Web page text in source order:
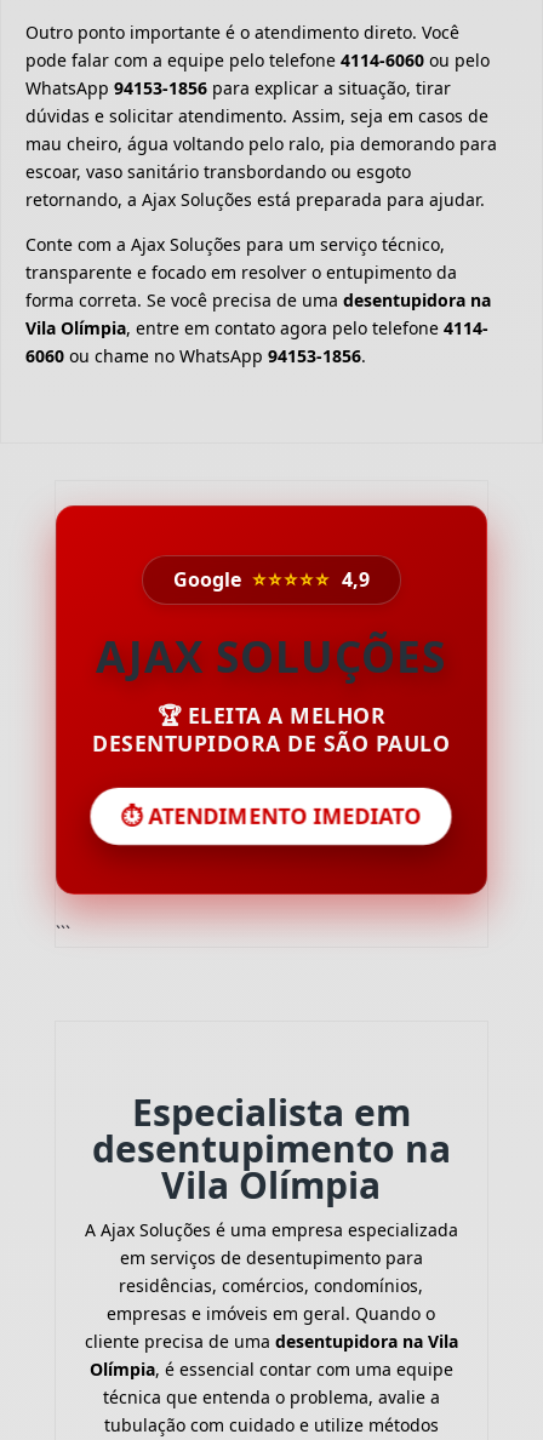
Outro ponto importante é o atendimento direto. Você
pode falar com a equipe pelo telefone 4114-6060 ou pelo
WhatsApp 94153-1856 para explicar a situação, tirar
dúvidas e solicitar atendimento. Assim, seja em casos de
mau cheiro, água voltando pelo ralo, pia demorando para
escoar, vaso sanitário transbordando ou esgoto
retornando, a Ajax Soluções está preparada para ajudar.
Conte com a Ajax Soluções para um serviço técnico,
transparente e focado em resolver o entupimento da
forma correta. Se você precisa de uma desentupidora na
Vila Olímpia, entre em contato agora pelo telefone 4114-
6060 ou chame no WhatsApp 94153-1856.
Google ⭐⭐⭐⭐⭐ 4,9
AJAX SOLUÇÕES
🏆 ELEITA A MELHOR
DESENTUPIDORA DE SÃO PAULO
⏱️ ATENDIMENTO IMEDIATO
```
Especialista em
desentupimento na
Vila Olímpia
A Ajax Soluções é uma empresa especializada
em serviços de desentupimento para
residências, comércios, condomínios,
empresas e imóveis em geral. Quando o
cliente precisa de uma desentupidora na Vila
Olímpia, é essencial contar com uma equipe
técnica que entenda o problema, avalie a
tubulação com cuidado e utilize métodos